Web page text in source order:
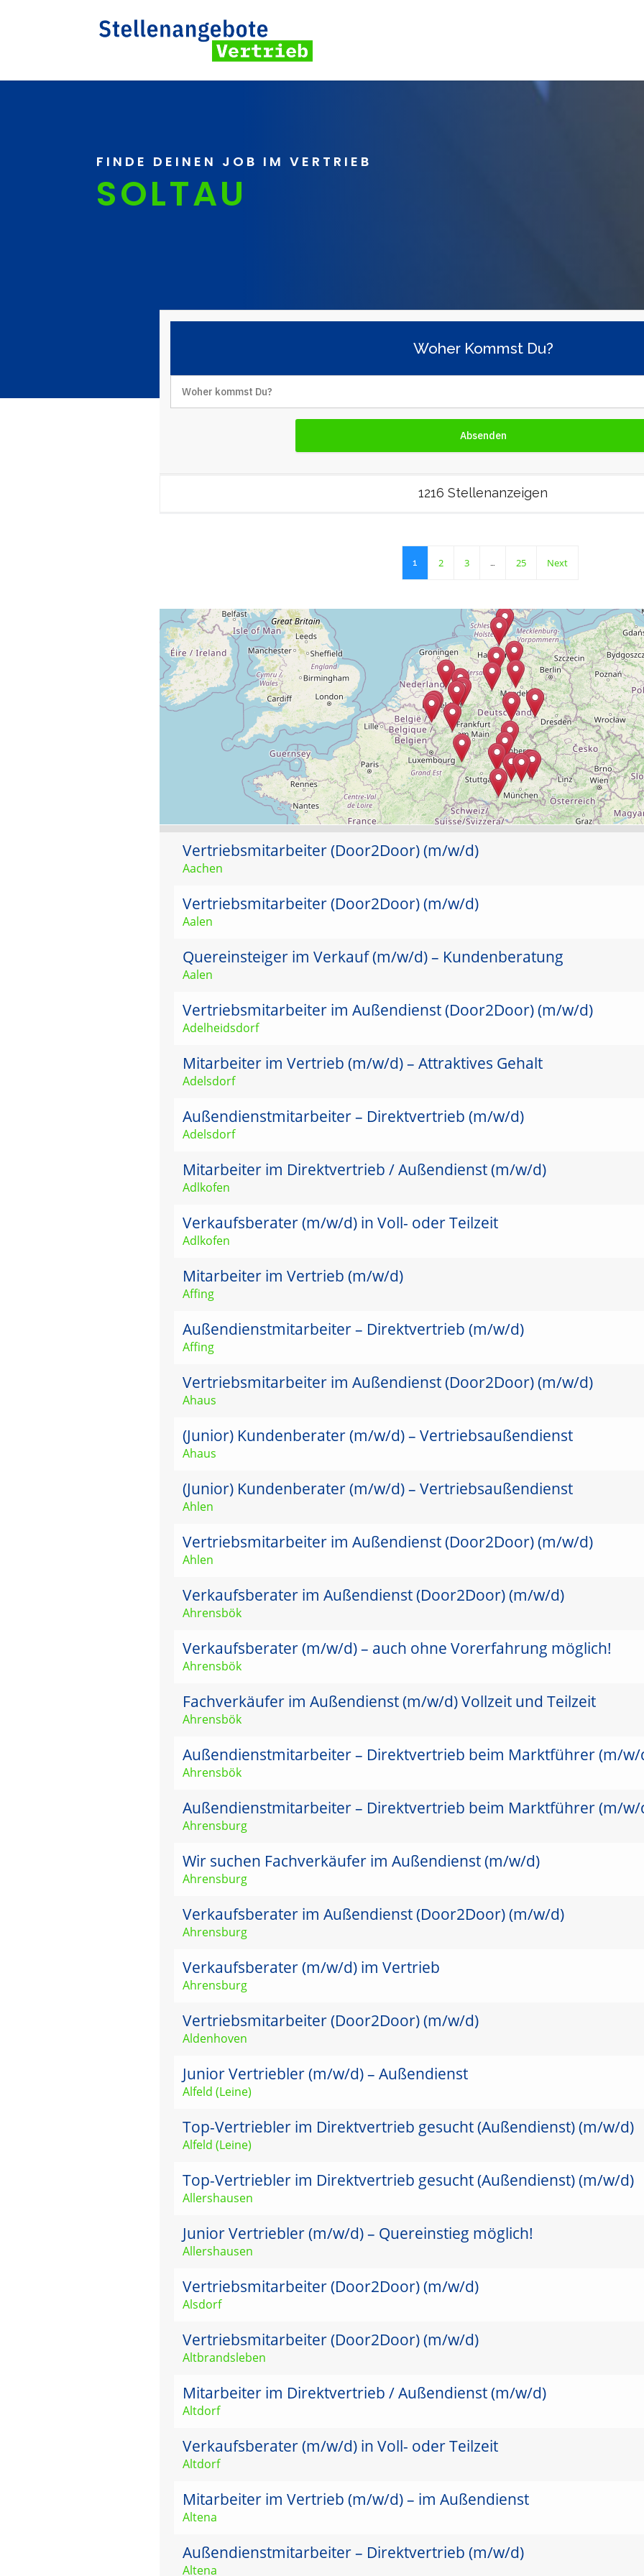
FINDE DEINEN JOB IM VERTRIEB
SOLTAU
Woher Kommst Du?
1216 Stellenanzeigen
1 2 3 25 Next
Vertriebsmitarbeiter (Door2Door) (m/w/d)
Aachen
Vertriebsmitarbeiter (Door2Door) (m/w/d)
Aalen
Quereinsteiger im Verkauf (m/w/d) – Kundenberatung
Aalen
Vertriebsmitarbeiter im Außendienst (Door2Door) (m/w/d)
Adelheidsdorf
Mitarbeiter im Vertrieb (m/w/d) – Attraktives Gehalt
Adelsdorf
Außendienstmitarbeiter – Direktvertrieb (m/w/d)
Adelsdorf
Mitarbeiter im Direktvertrieb / Außendienst (m/w/d)
Adlkofen
Verkaufsberater (m/w/d) in Voll- oder Teilzeit
Adlkofen
Mitarbeiter im Vertrieb (m/w/d)
Affing
Außendienstmitarbeiter – Direktvertrieb (m/w/d)
Affing
Vertriebsmitarbeiter im Außendienst (Door2Door) (m/w/d)
Ahaus
(Junior) Kundenberater (m/w/d) – Vertriebsaußendienst
Ahaus
(Junior) Kundenberater (m/w/d) – Vertriebsaußendienst
Ahlen
Vertriebsmitarbeiter im Außendienst (Door2Door) (m/w/d)
Ahlen
Verkaufsberater im Außendienst (Door2Door) (m/w/d)
Ahrensbök
Verkaufsberater (m/w/d) – auch ohne Vorerfahrung möglich!
Ahrensbök
Fachverkäufer im Außendienst (m/w/d) Vollzeit und Teilzeit
Ahrensbök
Außendienstmitarbeiter – Direktvertrieb beim Marktführer (m/w/
Ahrensbök
Außendienstmitarbeiter – Direktvertrieb beim Marktführer (m/w/
Ahrensburg
Wir suchen Fachverkäufer im Außendienst (m/w/d)
Ahrensburg
Verkaufsberater im Außendienst (Door2Door) (m/w/d)
Ahrensburg
Verkaufsberater (m/w/d) im Vertrieb
Ahrensburg
Vertriebsmitarbeiter (Door2Door) (m/w/d)
Aldenhoven
Junior Vertriebler (m/w/d) – Außendienst
Alfeld (Leine)
Top-Vertriebler im Direktvertrieb gesucht (Außendienst) (m/w/d)
Alfeld (Leine)
Top-Vertriebler im Direktvertrieb gesucht (Außendienst) (m/w/d)
Allershausen
Junior Vertriebler (m/w/d) – Quereinstieg möglich!
Allershausen
Vertriebsmitarbeiter (Door2Door) (m/w/d)
Alsdorf
Vertriebsmitarbeiter (Door2Door) (m/w/d)
Altbrandsleben
Mitarbeiter im Direktvertrieb / Außendienst (m/w/d)
Altdorf
Verkaufsberater (m/w/d) in Voll- oder Teilzeit
Altdorf
Mitarbeiter im Vertrieb (m/w/d) – im Außendienst
Altena
Außendienstmitarbeiter – Direktvertrieb (m/w/d)
Altena